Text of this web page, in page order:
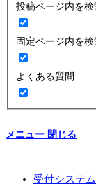
投稿ページ内を検
固定ページ内を検
よくある質問
メニュー 閉じる
受付システ